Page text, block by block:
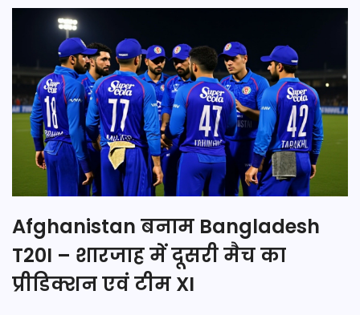
Afghanistan बनाम Bangladesh
T20I – शारजाह में दूसरी मैच का
प्रीडिक्शन एवं टीम XI